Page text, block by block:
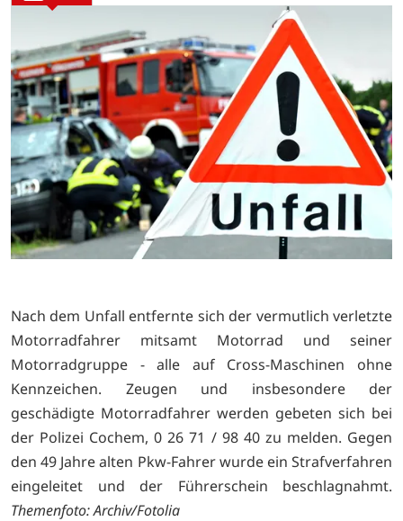
Nach dem Unfall entfernte sich der vermutlich verletzte
Motorradfahrer mitsamt Motorrad und seiner
Motorradgruppe - alle auf Cross-Maschinen ohne
Kennzeichen. Zeugen und insbesondere der
geschädigte Motorradfahrer werden gebeten sich bei
der Polizei Cochem, 0 26 71 / 98 40 zu melden. Gegen
den 49 Jahre alten Pkw-Fahrer wurde ein Strafverfahren
eingeleitet und der Führerschein beschlagnahmt.
Themenfoto: Archiv/Fotolia